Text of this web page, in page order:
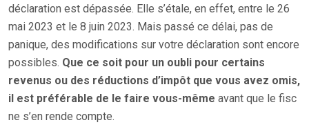
déclaration est dépassée. Elle s’étale, en effet, entre le 26
mai 2023 et le 8 juin 2023. Mais passé ce délai, pas de
panique, des modifications sur votre déclaration sont encore
possibles. Que ce soit pour un oubli pour certains
revenus ou des réductions d’impôt que vous avez omis,
il est préférable de le faire vous-même avant que le fisc
ne s’en rende compte.